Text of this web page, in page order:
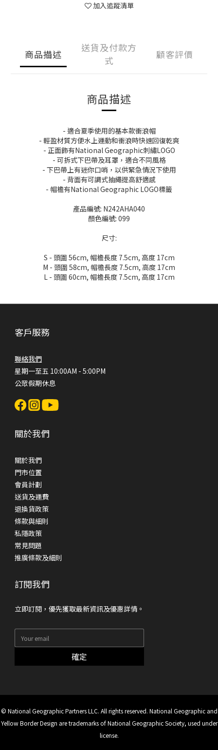
加入追蹤清單
商品描述
送貨及付款方
式
顧客評價
商品描述
- 適合夏季使用的基本款衝浪帽
- 輕盈材質方便水上運動和衝浪時快速回復乾爽
- 正面飾有National Geographic刺繡LOGO
- 可拆式下巴帶及耳罩，適合不同風格
- 下巴帶上有迷你口哨，以供緊急情況下使用
- 背面有可調式抽繩提高舒適感
- 帽檐有National Geographic LOGO標籤
產品編號: N242AHA040
顏色編號: 099
尺寸:
S - 頭圍 56cm, 帽檐長度 7.5cm, 高度 17cm
M - 頭圍 58cm, 帽檐長度 7.5cm, 高度 17cm
L - 頭圍 60cm, 帽檐長度 7.5cm, 高度 17cm
客戶服務
聯絡我們
星期一至五 10:00AM - 5:00PM
公眾假期休息
關於我們
關於我們
門市位置
會員計劃
送貨及運費
退換貨政策
條款與細則
私隱政策
常見問題
推廣條款及細則
訂閱我們
立即訂閱，優先獲取最新資訊及優惠詳情。
確定
© National Geographic Partners LLC. All rights reserved. National Geographic and
Yellow Border Design are trademarks of National Geographic Society, used under
license.